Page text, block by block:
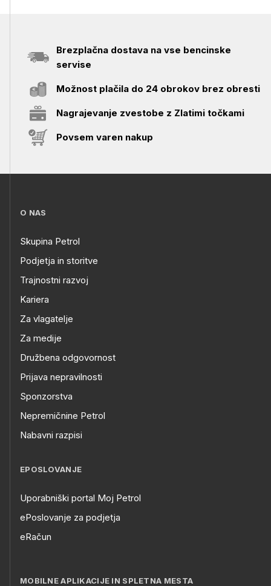
Brezplačna dostava na vse bencinske
servise
Možnost plačila do 24 obrokov brez obresti
Nagrajevanje zvestobe z Zlatimi točkami
Povsem varen nakup
O NAS
Skupina Petrol
Podjetja in storitve
Trajnostni razvoj
Kariera
Za vlagatelje
Za medije
Družbena odgovornost
Prijava nepravilnosti
Sponzorstva
Nepremičnine Petrol
Nabavni razpisi
EPOSLOVANJE
Uporabniški portal Moj Petrol
ePoslovanje za podjetja
eRačun
MOBILNE APLIKACIJE IN SPLETNA MESTA